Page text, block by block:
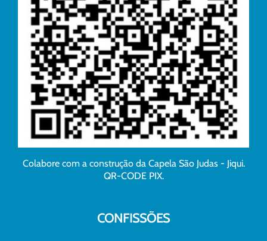
Colabore com a construção da Capela São Judas - Jiqui.
QR-CODE PIX.
CONFISSÕES